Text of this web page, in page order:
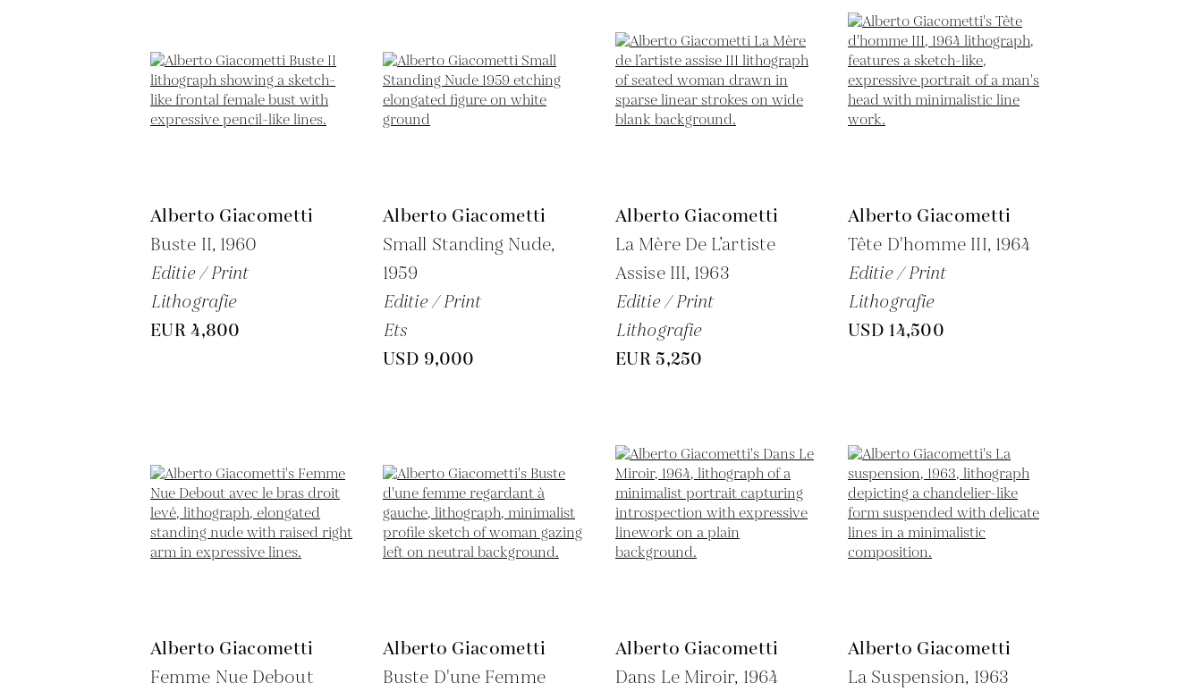
Alberto Giacometti
Buste II, 1960
Editie / Print
Lithografie
EUR 4,800
Alberto Giacometti
Small Standing Nude,
1959
Editie / Print
Ets
USD 9,000
Alberto Giacometti
La Mère De L’artiste
Assise III, 1963
Editie / Print
Lithografie
EUR 5,250
Alberto Giacometti
Tête D'homme III, 1964
Editie / Print
Lithografie
USD 14,500
Alberto Giacometti
Femme Nue Debout
Alberto Giacometti
Buste D'une Femme
Alberto Giacometti
Dans Le Miroir, 1964
Alberto Giacometti
La Suspension, 1963